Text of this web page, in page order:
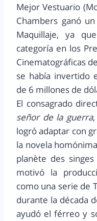
Mejor Vestuario
Chambers ganó
Maquillaje, ya
categoría en los
Cinematográficas
se había invertido
de 6 millones de
El consagrado
señor de la
logró adaptar con
la novela
planète des
motivó la
como una serie de
durante la década
ayudó el férreo y